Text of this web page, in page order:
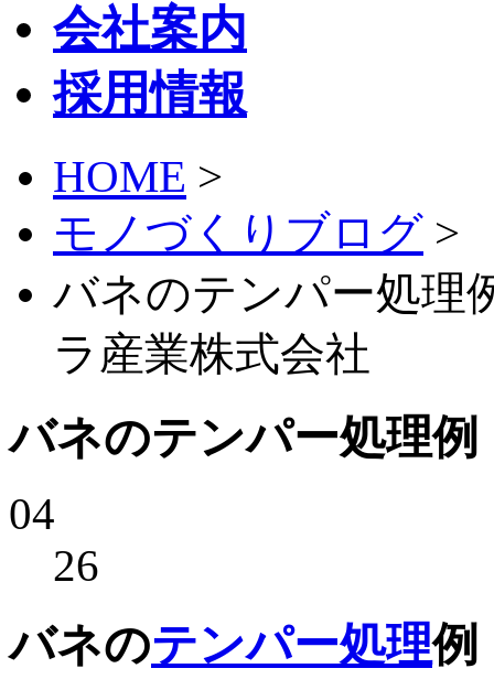
会社案内
採用情報
HOME >
モノづくりブログ >
バネのテンパー処理
ラ産業株式会社
バネのテンパー処理
04
26
バネのテンパー処理例